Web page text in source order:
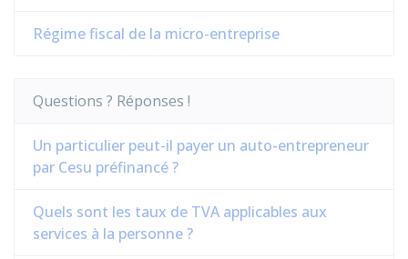
Régime fiscal de la micro-entreprise
Questions ? Réponses !
Un particulier peut-il payer un auto-entrepreneur
par Cesu préfinancé ?
Quels sont les taux de TVA applicables aux
services à la personne ?